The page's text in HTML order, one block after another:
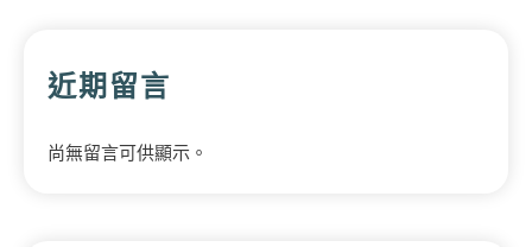
近期留言
尚無留言可供顯示。